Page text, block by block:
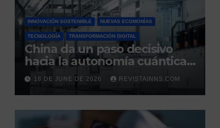
INNOVACIÓN SOSTENIBLE NUEVAS ECOMONÍAS
TECNOLOGÍA TRANSFORMACIÓN DIGITAL
China da un paso decisivo
hacia la autonomía cuántica:
produce por primera vez el
silicio ultrapuro que sus
competidores controlaban
18 DE JUNE DE 2026 REVISTAINNS.COM